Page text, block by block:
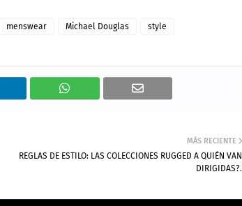
menswear Michael Douglas
style
MÁS RECIENTE
REGLAS DE ESTILO: LAS COLECCIONES RUGGED A QUIÉN VAN
DIRIGIDAS?.